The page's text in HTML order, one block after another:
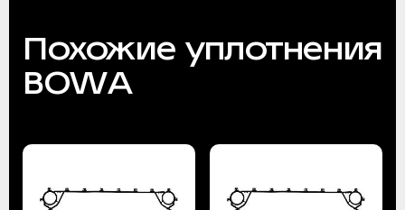
Похожие уплотнения
BOWA